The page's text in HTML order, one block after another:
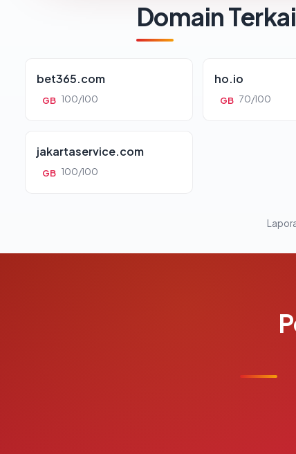
Domain
bet365.com
GB 100/100
ho.io
GB 70/100
jakartaservice.com
GB 100/100